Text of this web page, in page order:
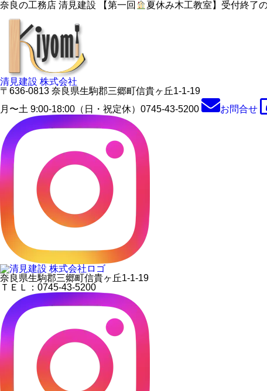
奈良の工務店 清見建設 【第一回 夏休み木工教室】受付終了
清見建設 株式会社
〒636-0813 奈良県生駒郡三郷町信貴ヶ丘1-1-19
月〜土 9:00-18:00（日・祝定休） 0745-43-5200 お問合せ
奈良県生駒郡三郷町信貴ヶ丘1-1-19
ＴＥＬ：0745-43-5200